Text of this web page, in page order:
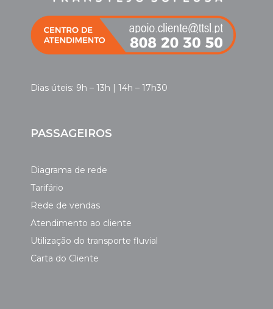
Dias úteis: 9h – 13h | 14h – 17h30
PASSAGEIROS
Diagrama de rede
Tarifário
Rede de vendas
Atendimento ao cliente
Utilização do transporte fluvial
Carta do Cliente